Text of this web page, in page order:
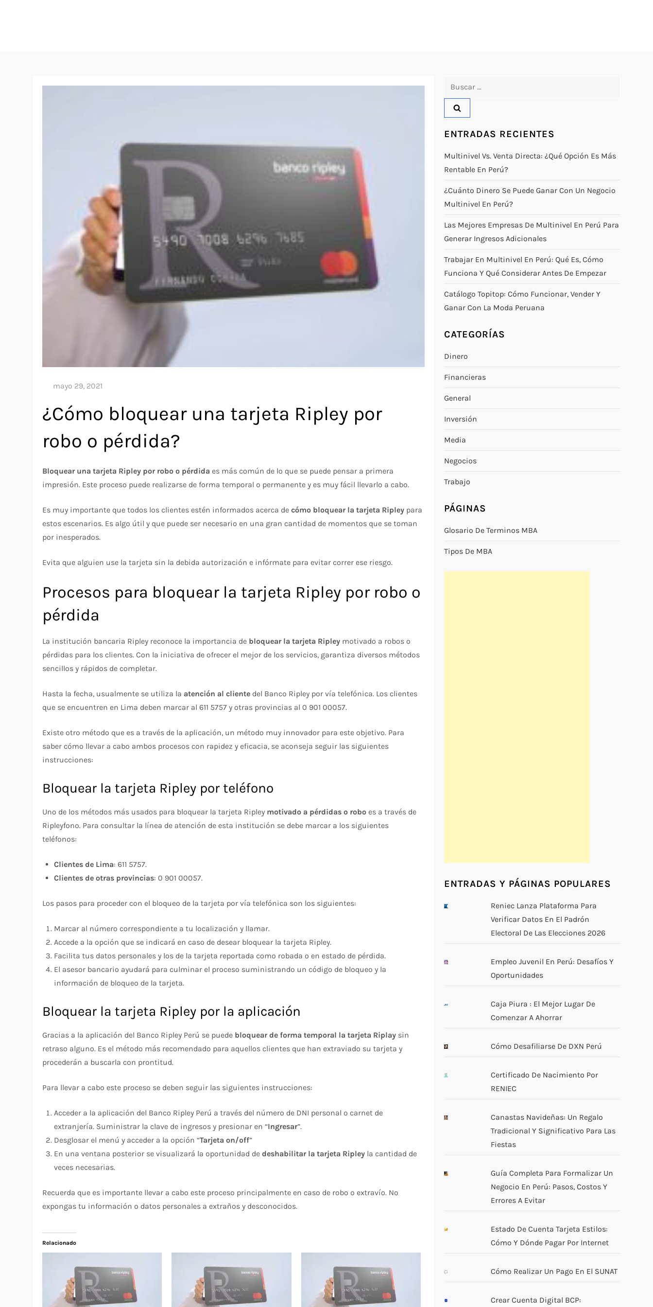
¿Cómo bloquear una tarjeta Ripley por
robo o pérdida?
Bloquear una tarjeta Ripley por robo o pérdida es más común de lo que se puede pensar a primera
impresión. Este proceso puede realizarse de forma temporal o permanente y es muy fácil llevarlo a cabo.
Es muy importante que todos los clientes estén informados acerca decómo bloquear la tarjeta Ripley para
estos escenarios. Es algo útil y que puede ser necesario en una gran cantidad de momentos que se toman
por inesperados.
Evita que alguien use la tarjeta sin la debida autorización e infórmate para evitar correr ese riesgo.
Procesos para bloquear la tarjeta Ripley por robo o
pérdida
La institución bancaria Ripley reconoce la importancia de bloquear la tarjeta Ripley motivado a robos o
pérdidas para los clientes. Con la iniciativa de ofrecer el mejor de los servicios, garantiza diversos métodos
sencillos y rápidos de completar.
Hasta la fecha, usualmente se utiliza la atención al cliente del Banco Ripley por vía telefónica. Los clientes
que se encuentren en Lima deben marcar al 611 5757 y otras provincias al 0 901 00057.
Existe otro método que es a través de la aplicación, un método muy innovador para este objetivo. Para
saber cómo llevar a cabo ambos procesos con rapidez y eficacia, se aconseja seguir las siguientes
instrucciones:
Bloquear la tarjeta Ripley por teléfono
Uno de los métodos más usados para bloquear la tarjeta Ripley motivado a pérdidas o robo es a través de
Ripleyfono. Para consultar la línea de atención de esta institución se debe marcar a los siguientes
teléfonos:
Clientes de Lima: 611 5757.
Clientes de otras provincias: 0 901 00057.
Los pasos para proceder con el bloqueo de la tarjeta por vía telefónica son los siguientes:
Marcar al número correspondiente a tu localización y llamar.
Accede a la opción que se indicará en caso de desear bloquear la tarjeta Ripley.
Facilita tus datos personales y los de la tarjeta reportada como robada o en estado de pérdida.
El asesor bancario ayudará para culminar el proceso suministrando un código de bloqueo y la
información de bloqueo de la tarjeta.
Bloquear la tarjeta Ripley por la aplicación
Gracias a la aplicación del Banco Ripley Perú se puede bloquear de forma temporal la tarjeta Riplay sin
retraso alguno. Es el método más recomendado para aquellos clientes que han extraviado su tarjeta y
procederán a buscarla con prontitud.
Para llevar a cabo este proceso se deben seguir las siguientes instrucciones:
Acceder a la aplicación del Banco Ripley Perú a través del número de DNI personal o carnet de
extranjería. Suministrar la clave de ingresos y presionar en “Ingresar”.
Desglosar el menú y acceder a la opción “Tarjeta on/off”
En una ventana posterior se visualizará la oportunidad dedeshabilitar la tarjeta Ripley la cantidad de
veces necesarias.
Recuerda que es importante llevar a cabo este proceso principalmente en caso de robo o extravío. No
expongas tu información o datos personales a extraños y desconocidos.
Relacionado
ENTRADAS RECIENTES
Multinivel Vs. Venta Directa: ¿qué Opción Es Más
Rentable En Perú?
¿Cuánto Dinero Se Puede Ganar Con Un Negocio
Multinivel En Perú?
Las Mejores Empresas De Multinivel En Perú Para
Generar Ingresos Adicionales
Trabajar En Multinivel En Perú: Qué Es, Cómo
Funciona Y Qué Considerar Antes De Empezar
Catálogo Topitop: Cómo Funcionar, Vender Y
Ganar Con La Moda Peruana
CATEGORÍAS
Dinero
Financieras
General
Inversión
Media
Negocios
Trabajo
PÁGINAS
Glosario De Terminos MBA
Tipos De MBA
ENTRADAS Y PÁGINAS POPULARES
Reniec Lanza Plataforma Para
Verificar Datos En El Padrón
Electoral De Las Elecciones 2026
Empleo Juvenil En Perú: Desafíos Y
Oportunidades
Caja Piura : El Mejor Lugar De
Comenzar A Ahorrar
Cómo Desafiliarse De DXN Perú
Certificado De Nacimiento Por
RENIEC
Canastas Navideñas: Un Regalo
Tradicional Y Significativo Para Las
Fiestas
Guía Completa Para Formalizar Un
Negocio En Perú: Pasos, Costos Y
Errores A Evitar
Estado De Cuenta Tarjeta Estilos:
Cómo Y Dónde Pagar Por Internet
Cómo Realizar Un Pago En El SUNAT
Crear Cuenta Digital BCP: